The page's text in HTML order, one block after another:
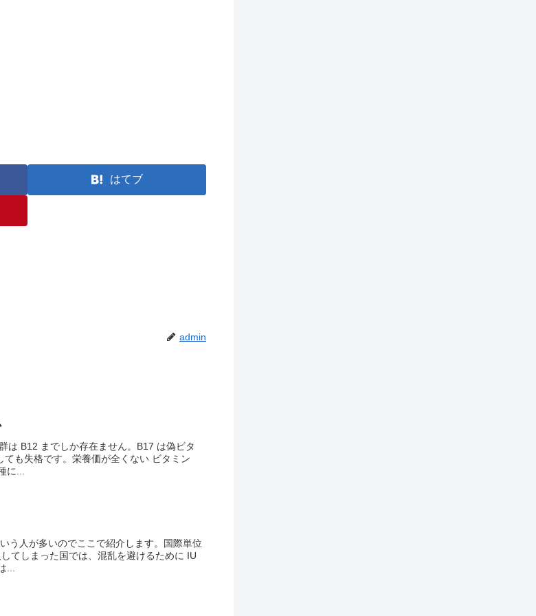
はてブ
admin
は B12 までしか存在ません。B17 は偽ビタ
も失格です。栄養価が全くない ビタミン
に...
う人が多いのでここで紹介します。国際単位
てしまった国では、混乱を避けるために IU
...